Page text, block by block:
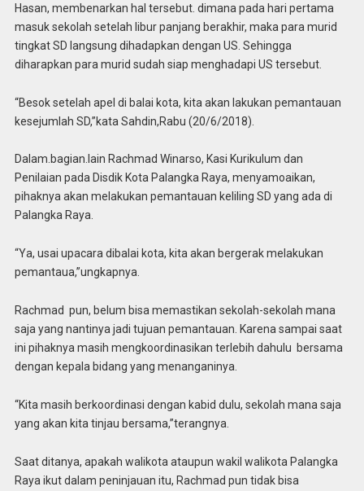
Hasan, membenarkan hal tersebut. dimana pada hari pertama
masuk sekolah setelah libur panjang berakhir, maka para murid
tingkat SD langsung dihadapkan dengan US. Sehingga
diharapkan para murid sudah siap menghadapi US tersebut.
“Besok setelah apel di balai kota, kita akan lakukan pemantauan
kesejumlah SD,”kata Sahdin,Rabu (20/6/2018).
Dalam.bagian.lain Rachmad Winarso, Kasi Kurikulum dan
Penilaian pada Disdik Kota Palangka Raya, menyamoaikan,
pihaknya akan melakukan pemantauan keliling SD yang ada di
Palangka Raya.
“Ya, usai upacara dibalai kota, kita akan bergerak melakukan
pemantaua,”ungkapnya.
Rachmad pun, belum bisa memastikan sekolah-sekolah mana
saja yang nantinya jadi tujuan pemantauan. Karena sampai saat
ini pihaknya masih mengkoordinasikan terlebih dahulu bersama
dengan kepala bidang yang menanganinya.
“Kita masih berkoordinasi dengan kabid dulu, sekolah mana saja
yang akan kita tinjau bersama,”terangnya.
Saat ditanya, apakah walikota ataupun wakil walikota Palangka
Raya ikut dalam peninjauan itu, Rachmad pun tidak bisa